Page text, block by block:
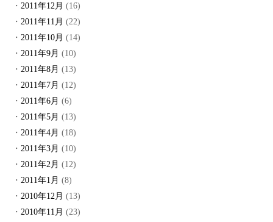
2011年12月 (16)
2011年11月 (22)
2011年10月 (14)
2011年9月 (10)
2011年8月 (13)
2011年7月 (12)
2011年6月 (6)
2011年5月 (13)
2011年4月 (18)
2011年3月 (10)
2011年2月 (12)
2011年1月 (8)
2010年12月 (13)
2010年11月 (23)